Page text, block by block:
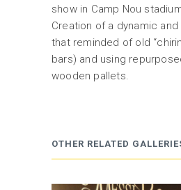
show in Camp Nou
Creation of a dynamic
that reminded of old
bars) and using
wooden pallets.
OTHER RELATED